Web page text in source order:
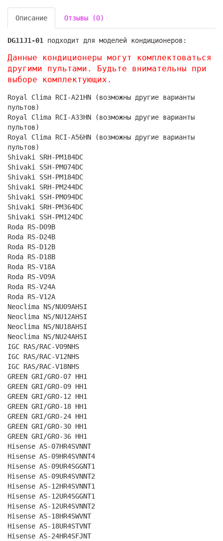
Описание Отзывы (0)
DG11J1-01 подходит для моделей кондиционеров:
Данные кондиционеры могут комплектоваться
другими пультами. Будьте внимательны при
выборе комплектующих.
Royal Clima RCI-A21HN (возможны другие варианты
пультов)
Royal Clima RCI-A33HN (возможны другие варианты
пультов)
Royal Clima RCI-A56HN (возможны другие варианты
пультов)
Shivaki SRH-PM184DC
Shivaki SSH-PM074DC
Shivaki SSH-PM184DC
Shivaki SRH-PM244DC
Shivaki SSH-PM094DC
Shivaki SRH-PM364DC
Shivaki SSH-PM124DC
Roda RS-D09B
Roda RS-D24B
Roda RS-D12B
Roda RS-D18B
Roda RS-V18A
Roda RS-V09A
Roda RS-V24A
Roda RS-V12A
Neoclima NS/NU09AHSI
Neoclima NS/NU12AHSI
Neoclima NS/NU18AHSI
Neoclima NS/NU24AHSI
IGC RAS/RAC-V09NHS
IGC RAS/RAC-V12NHS
IGC RAS/RAC-V18NHS
GREEN GRI/GRO-07 HH1
GREEN GRI/GRO-09 HH1
GREEN GRI/GRO-12 HH1
GREEN GRI/GRO-18 HH1
GREEN GRI/GRO-24 HH1
GREEN GRI/GRO-30 HH1
GREEN GRI/GRO-36 HH1
Hisense AS-07HR4SVNNT
Hisense AS-09HR4SVNNT4
Hisense AS-09UR4SGGNT1
Hisense AS-09UR4SVNNT2
Hisense AS-12HR4SVNNT1
Hisense AS-12UR4SGGNT1
Hisense AS-12UR4SVNNT2
Hisense AS-18HR4SWVNT
Hisense AS-18UR4STVNT
Hisense AS-24HR4SFJNT